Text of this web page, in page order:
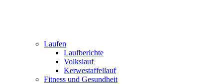
Laufen
Laufberichte
Volkslauf
Kerwestaffellauf
Fitness und Gesundheit